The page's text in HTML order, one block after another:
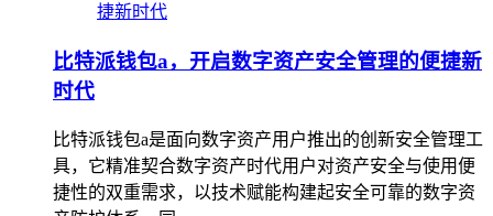
比特派钱包a，开启数字资产安全管理的便捷新
时代
比特派钱包a是面向数字资产用户推出的创新安全管理工
具，它精准契合数字资产时代用户对资产安全与使用便
捷性的双重需求，以技术赋能构建起安全可靠的数字资